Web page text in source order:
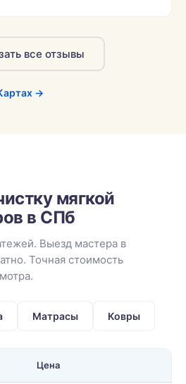
все отзывы
→
мягкой
в СПб
Выезд мастера в
Точная стоимость
Матрасы Ковры
Цена